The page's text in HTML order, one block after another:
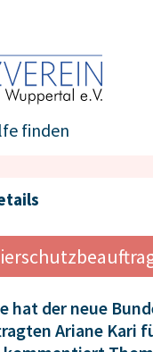
finden
hat der neue
Ariane Kari